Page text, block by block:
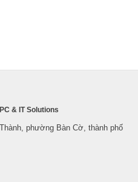
& IT Solutions
phường Bàn Cờ, thành phố